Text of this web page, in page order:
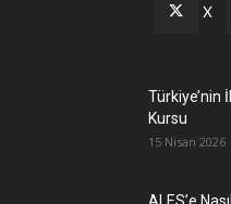
X
Türkiye’nin
Kursu
15 Nisan 2026
ALES’e